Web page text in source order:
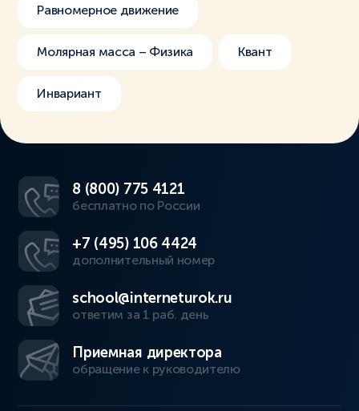
Равномерное движение
Молярная масса – Физика Квант
Инвариант
8 (800) 775 4121
бесплатно по России
+7 (495) 106 4424
дополнительный номер
school@interneturok.ru
ответим за 1 раб. день
Приемная директора
обращение к руководителю